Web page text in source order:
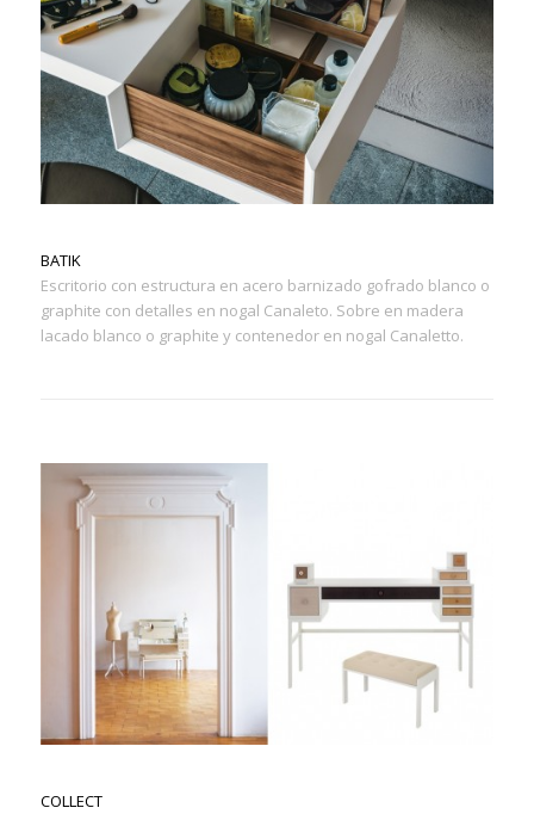
BATIK
Escritorio con estructura en acero barnizado gofrado blanco o
graphite con detalles en nogal Canaleto. Sobre en madera
lacado blanco o graphite y contenedor en nogal Canaletto.
COLLECT